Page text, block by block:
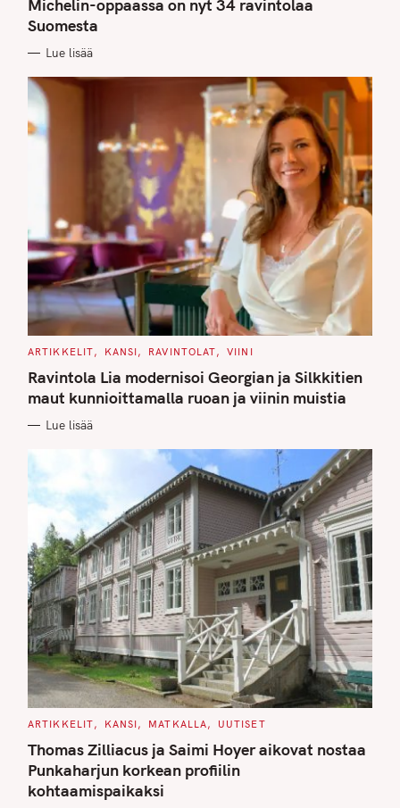
O
R
I
S
Michelin-oppaassa on nyt 34 ravintolaa
Suomesta
Lue lisää
C
T
E
G
O
I
ARTIKKELIT KANSI RAVINTOLAT VIINI
Ravintola Lia modernisoi Georgian ja Silkkitien
maut kunnioittamalla ruoan ja viinin muistia
Lue lisää
C
T
E
G
O
R
I
ARTIKKELIT KANSI MATKALLA UUTISET
Thomas Zilliacus ja Saimi Hoyer aikovat nostaa
Punkaharjun korkean profiilin
kohtaamispaikaksi